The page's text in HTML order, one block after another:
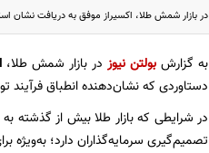
در بازار شمش طلا، اکسیراز موفق به دریافت نشان استاندارد ملی
به گزارش بولتن نیوزدر بازار شمش طلا،
دستاوردی که نشان‌دهنده انطباق فرآیند
در شرایطی که بازار طلا بیش از
تصمیم‌گیری سرمایه‌گذاران دارد؛ به‌ویژه